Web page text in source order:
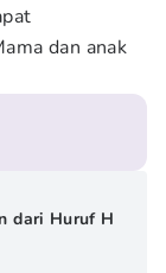
dan anak
dari Huruf H